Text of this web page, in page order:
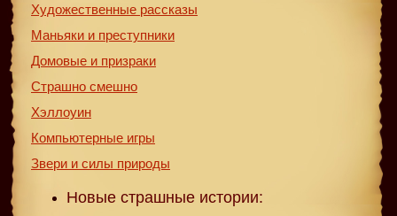
Художественные рассказы
Маньяки и преступники
Домовые и призраки
Страшно смешно
Хэллоуин
Компьютерные игры
Звери и силы природы
Новые страшные истории: